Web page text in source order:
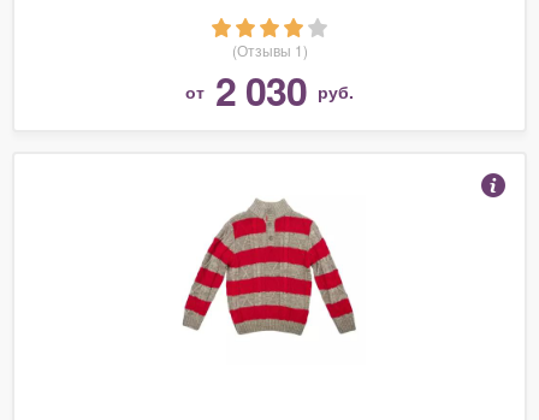
(Отзывы 1)
от 2 030 руб.